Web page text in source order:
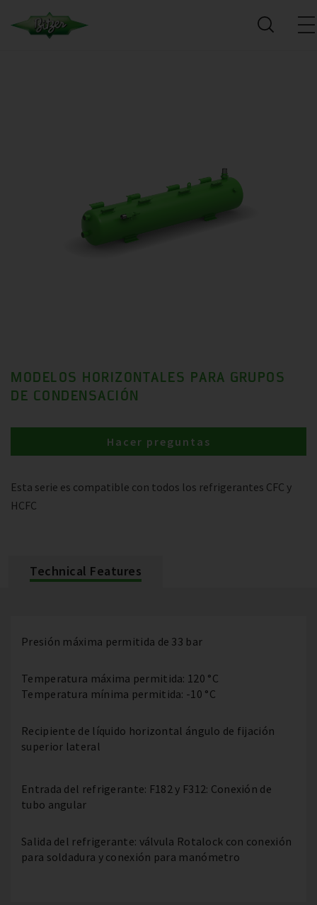
MODELOS HORIZONTALES PARA GRUPOS
DE CONDENSACIÓN
Esta serie es compatible con todos los refrigerantes CFC y
HCFC
Hacer preguntas
Technical Features
Presión máxima permitida de 33 bar
Temperatura máxima permitida: 120 °C
Temperatura mínima permitida: -10 °C
Recipiente de líquido horizontal ángulo de fijación
superior lateral
Entrada del refrigerante: F182 y F312: Conexión de
tubo angular
Salida del refrigerante: válvula Rotalock con conexión
para soldadura y conexión para manómetro